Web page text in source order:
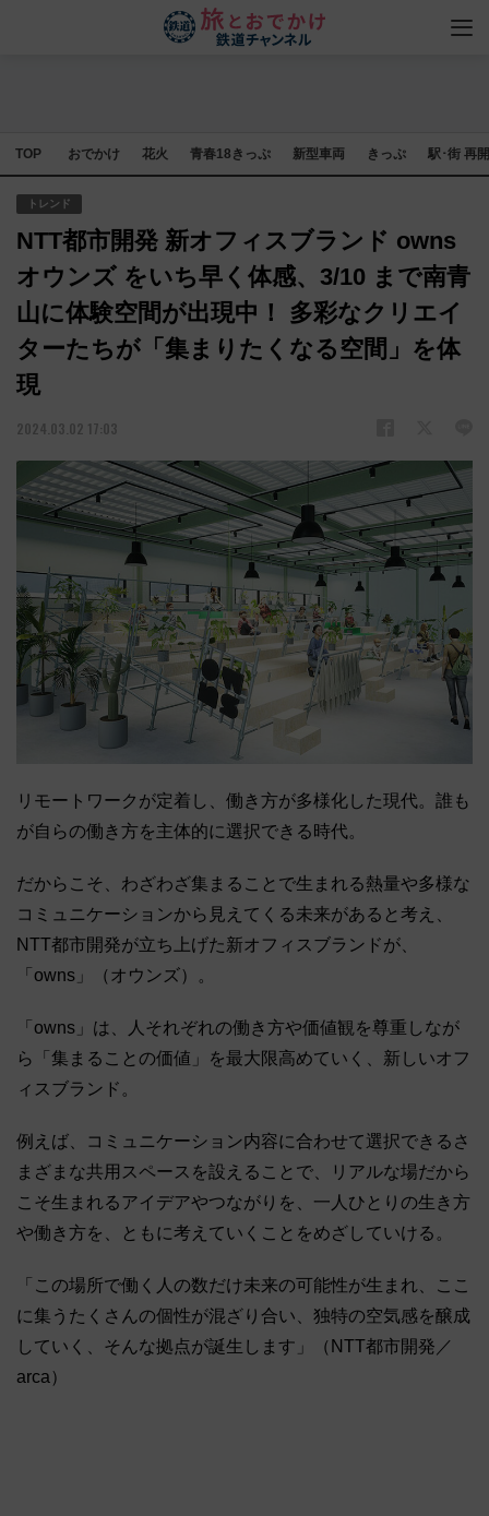
TOP おでかけ 花火 青春18きっぷ 新型車両 きっぷ 駅･街 再
トレンド
NTT都市開発 新オフィスブランド owns
オウンズ をいち早く体感、3/10 まで南青
山に体験空間が出現中！ 多彩なクリエイ
ターたちが「集まりたくなる空間」を体
現
2024.03.02 17:03
リモートワークが定着し、働き方が多様化した現代。誰も
が自らの働き方を主体的に選択できる時代。
だからこそ、わざわざ集まることで生まれる熱量や多様な
コミュニケーションから見えてくる未来があると考え、
NTT都市開発が立ち上げた新オフィスブランドが、
「owns」（オウンズ）。
「owns」は、人それぞれの働き方や価値観を尊重しなが
ら「集まることの価値」を最大限高めていく、新しいオフ
ィスブランド。
例えば、コミュニケーション内容に合わせて選択できるさ
まざまな共用スペースを設えることで、リアルな場だから
こそ生まれるアイデアやつながりを、一人ひとりの生き方
や働き方を、ともに考えていくことをめざしていける。
「この場所で働く人の数だけ未来の可能性が生まれ、ここ
に集うたくさんの個性が混ざり合い、独特の空気感を醸成
していく、そんな拠点が誕生します」（NTT都市開発／
arca）